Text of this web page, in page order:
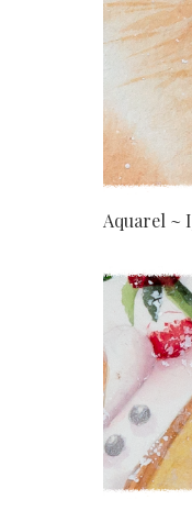
Aquarel ~